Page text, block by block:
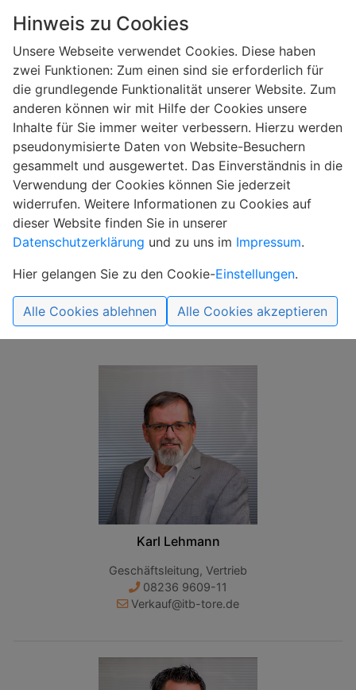
ITB Tore Fischach Ansprechpartner
Ansprechpartner
ITB-Zentrale
Telefax 08236 9609-49
info@itb-tore.de
Karl Lehmann
Geschäftsleitung, Vertrieb
08236 9609-11
Verkauf@itb-tore.de
Hinweis zu Cookies
Unsere Webseite verwendet Cookies. Diese haben
zwei Funktionen: Zum einen sind sie erforderlich für
die grundlegende Funktionalität unserer Website. Zum
anderen können wir mit Hilfe der Cookies unsere
Inhalte für Sie immer weiter verbessern. Hierzu werden
pseudonymisierte Daten von Website-Besuchern
gesammelt und ausgewertet. Das Einverständnis in die
Verwendung der Cookies können Sie jederzeit
widerrufen. Weitere Informationen zu Cookies auf
dieser Website finden Sie in unserer
Datenschutzerklärung und zu uns im Impressum.
Hier gelangen Sie zu den Cookie-Einstellungen.
Alle Cookies ablehnen Alle Cookies akzeptieren